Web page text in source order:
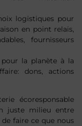
logistiques pour
en point relais,
fournisseurs
la planète à la
dons, actions
écoresponsable
juste milieu entre
faire ce que nous